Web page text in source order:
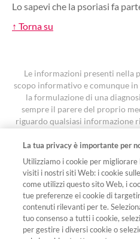
Lo sapevi che la psoriasi fa
↑ Torna su
Le informazioni presenti nella
scopo informativo e comunque
la formulazione di una
sempre il parere del proprio
riguardo qualsiasi informazione
I contenuti sono stati oggetto
codice FA-11642616
La tua privacy è importante per
Utilizziamo i cookie per
visiti i nostri siti Web: i cookie
come utilizzi questo sito Web, i
tue preferenze ei cookie di
contenuti rilevanti per te.
tuo consenso a tutti i cookie,
per gestire i diversi cookie o